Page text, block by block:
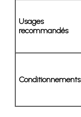
Usages
recommandés
Conditionnements